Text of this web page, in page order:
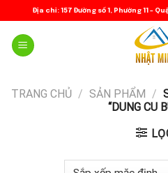
to
content
Địa chỉ: 157 Đường số 1, Phường 11 –
TRANG CHỦ / SẢN PHẨM /
“DUNG CU